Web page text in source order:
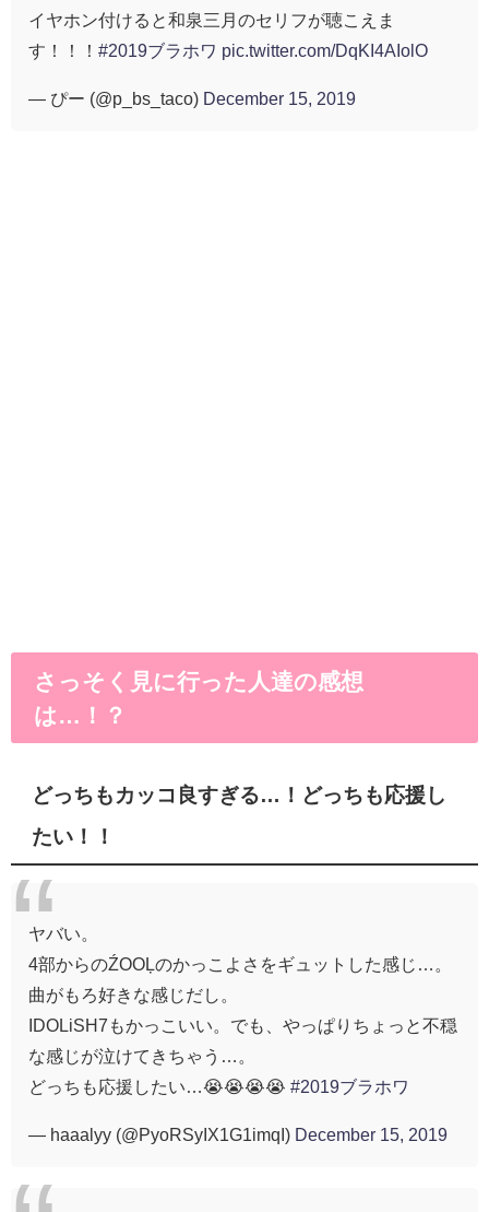
イヤホン付けると和泉三月のセリフが聴こえま
す！！！ #2019ブラホワ pic.twitter.com/DqKI4AIolO
— ぴー (@p_bs_taco) December 15, 2019
さっそく見に行った人達の感想
は…！？
どっちもカッコ良すぎる…！どっちも応援し
たい！！
ヤバい。
4部からのŹOOĻのかっこよさをギュットした感じ…。
曲がもろ好きな感じだし。
IDOLiSH7もかっこいい。でも、やっぱりちょっと不穏
な感じが泣けてきちゃう…。
どっちも応援したい…😭😭😭😭 #2019ブラホワ
— haaalyy (@PyoRSyIX1G1imqI) December 15, 2019